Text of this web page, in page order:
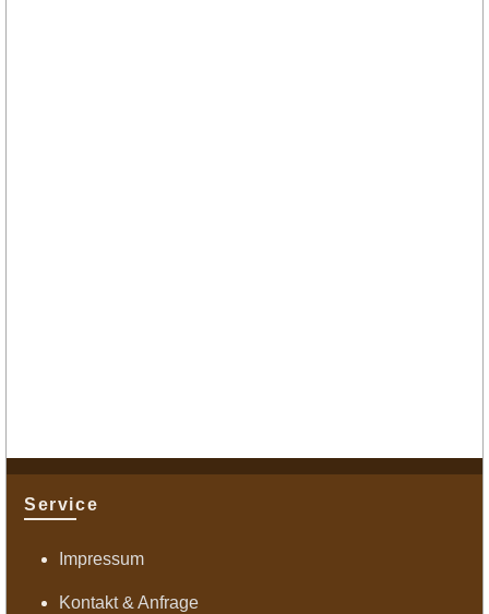
Service
Impressum
Kontakt & Anfrage